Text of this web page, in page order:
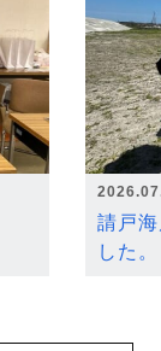
請戸
した。